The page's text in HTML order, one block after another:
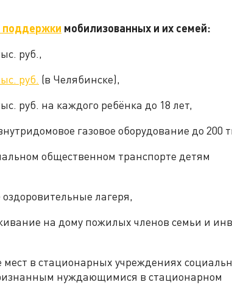
мобилизованных и их семей:
руб.,
руб. (в Челябинске),
руб. на каждого ребёнка до 18 лет,
газовое оборудование до 200
общественном транспорте детям
лагеря,
на дому пожилых членов семьи и
в стационарных учреждениях
нуждающимися в стационарном